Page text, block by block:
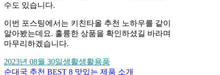
수도 있습니다.
이번 포스팅에서는 키친타올 추천 노하우를 같이
알아봤는데요. 훌륭한 상품을 확인하셨길 바라며
마무리하겠습니다.
2023년 08월 30일생활생활용품
순대국 추천 BEST 8 맛있는 제품 소개